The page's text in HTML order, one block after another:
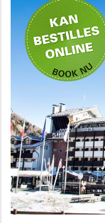
Privat